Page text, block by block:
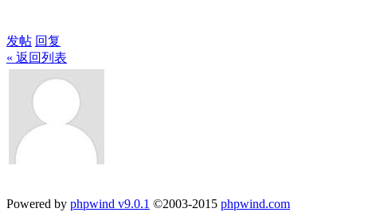
发帖 回复
« 返回列表
Powered by phpwind v9.0.1 ©2003-2015 phpwind.com